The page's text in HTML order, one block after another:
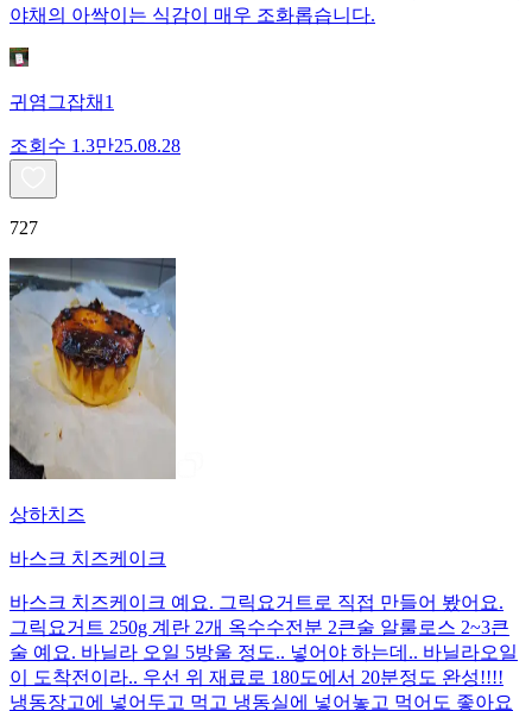
야채의 아싹이는 식감이 매우 조화롭습니다.
귀염그잡채1
조회수 1.3만25.08.28
727
상하치즈
바스크 치즈케이크
바스크 치즈케이크 예요. 그릭요거트로 직접 만들어 봤어요.
그릭요거트 250g 계란 2개 옥수수전분 2큰술 알룰로스 2~3큰
술 예요. 바닐라 오일 5방울 정도.. 넣어야 하는데.. 바닐라오일
이 도착전이라.. 우선 위 재료로 180도에서 20분정도 완성!!!!
냉동장고에 넣어두고 먹고 냉동실에 넣어놓고 먹어도 좋아요